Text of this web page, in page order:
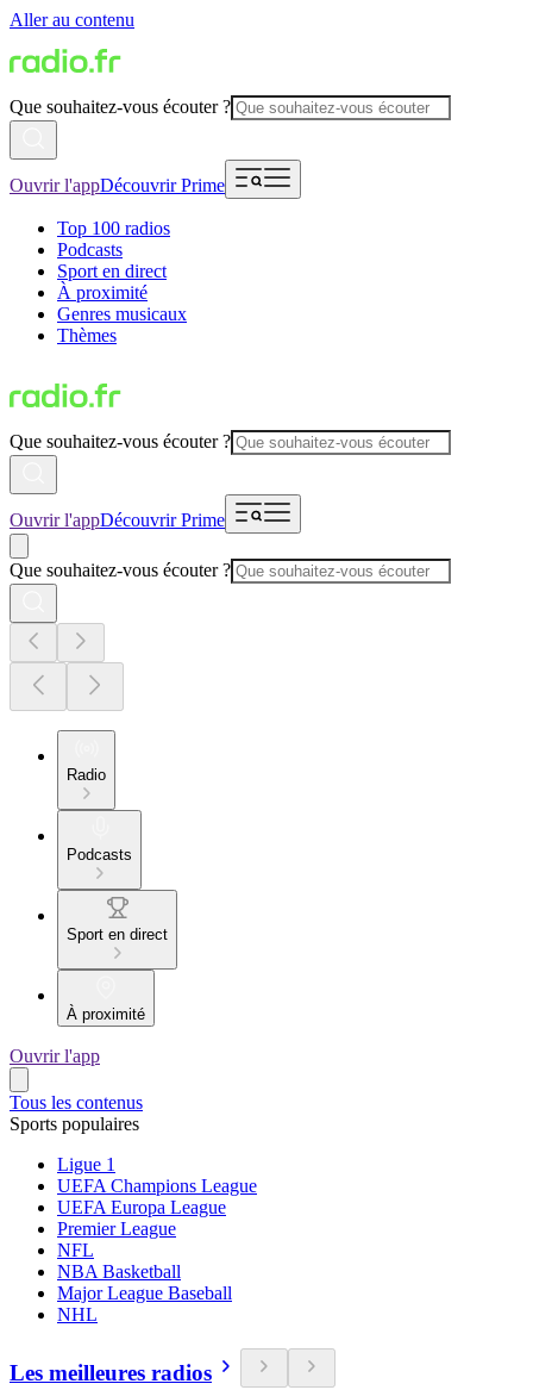
Aller au contenu
Que souhaitez-vous écouter ?
Ouvrir l'appDécouvrir Prime
Top 100 radios
Podcasts
Sport en direct
À proximité
Genres musicaux
Thèmes
Que souhaitez-vous écouter ?
Ouvrir l'appDécouvrir Prime
Que souhaitez-vous écouter ?
Radio
Podcasts
Sport en direct
À proximité
Ouvrir l'app
Tous les contenus
Sports populaires
Ligue 1
UEFA Champions League
UEFA Europa League
Premier League
NFL
NBA Basketball
Major League Baseball
NHL
Les meilleures radios